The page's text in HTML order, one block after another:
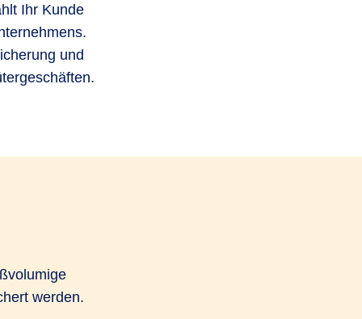
Ihr Kunde
und
werden.